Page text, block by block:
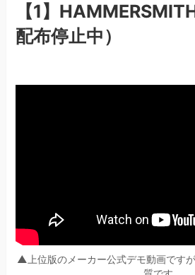
【1】
配布停止中）
▲上位版のメーカー公式デモ動画です